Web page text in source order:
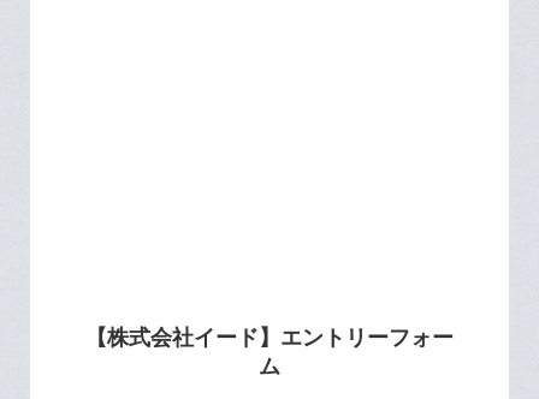
【株式会社イード】エントリーフォー
ム